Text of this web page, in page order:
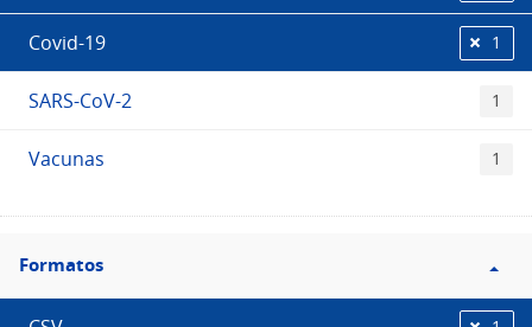
Covid-19 1
SARS-CoV-2 1
Vacunas 1
Filtro
Formatos
Formatos